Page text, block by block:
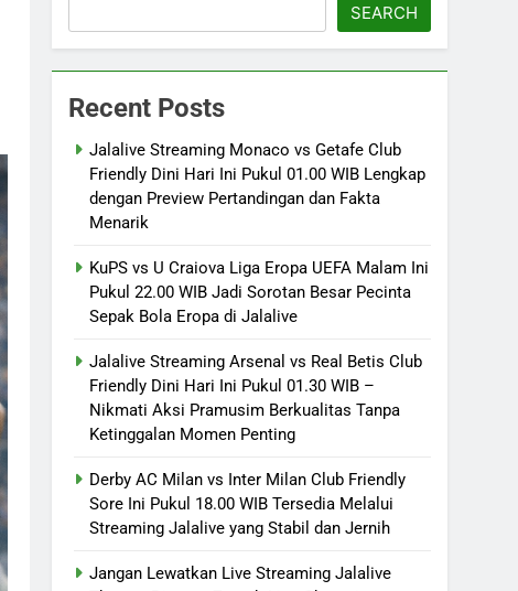
SEARCH
Recent Posts
Jalalive Streaming Monaco vs Getafe Club
Friendly Dini Hari Ini Pukul 01.00 WIB Lengkap
dengan Preview Pertandingan dan Fakta
Menarik
KuPS vs U Craiova Liga Eropa UEFA Malam Ini
Pukul 22.00 WIB Jadi Sorotan Besar Pecinta
Sepak Bola Eropa di Jalalive
Jalalive Streaming Arsenal vs Real Betis Club
Friendly Dini Hari Ini Pukul 01.30 WIB –
Nikmati Aksi Pramusim Berkualitas Tanpa
Ketinggalan Momen Penting
Derby AC Milan vs Inter Milan Club Friendly
Sore Ini Pukul 18.00 WIB Tersedia Melalui
Streaming Jalalive yang Stabil dan Jernih
Jangan Lewatkan Live Streaming Jalalive